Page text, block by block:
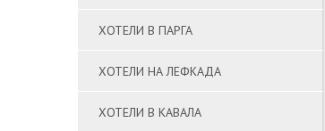
ХОТЕЛИ В ПАРГА
ХОТЕЛИ НА ЛЕФКАДА
ХОТЕЛИ В КАВАЛА